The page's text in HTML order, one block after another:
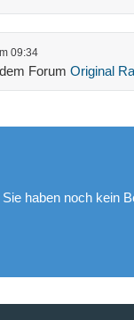
09:34
Forum Original
Sie haben noch kein